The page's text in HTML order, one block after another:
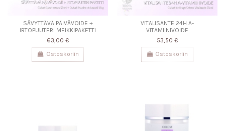
SÄVYTTÄVÄ PÄIVÄVOIDE +
IRTOPUUTERI MEIKKIPAKETTI
63,00 €
Ostoskoriin
VITALISANTE 24H A-
VITAMIINIVOIDE
53,50 €
Ostoskoriin